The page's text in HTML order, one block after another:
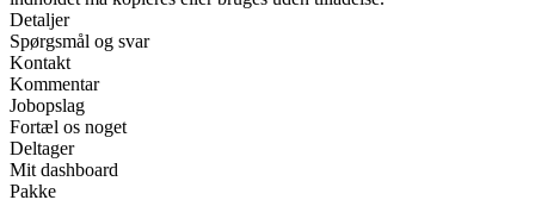
Detaljer
Spørgsmål og svar
Kontakt
Kommentar
Jobopslag
Fortæl os noget
Deltager
Mit dashboard
Pakke